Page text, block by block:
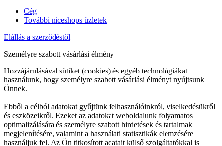
Cég
További niceshops üzletek
Elállás a szerződéstől
Személyre szabott vásárlási élmény
Hozzájárulásával sütiket (cookies) és egyéb technológiákat
használunk, hogy személyre szabott vásárlási élményt nyújtsunk
Önnek.
Ebből a célból adatokat gyűjtünk felhasználóinkról, viselkedésükről
és eszközeikről. Ezeket az adatokat weboldalunk folyamatos
optimalizálására és személyre szabott hirdetések és tartalmak
megjelenítésére, valamint a használati statisztikák elemzésére
használjuk fel. Az Ön titkosított adatait külső szolgáltatókkal is